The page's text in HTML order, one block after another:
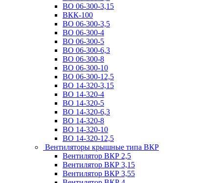
ВО 06-300-3,15
ВКК-100
ВО 06-300-3,5
ВО 06-300-4
ВО 06-300-5
ВО 06-300-6,3
ВО 06-300-8
ВО 06-300-10
ВО 06-300-12,5
ВО 14-320-3,15
ВО 14-320-4
ВО 14-320-5
ВО 14-320-6,3
ВО 14-320-8
ВО 14-320-10
ВО 14-320-12,5
Вентиляторы крышные типа ВКР
Вентилятор ВКР 2,5
Вентилятор ВКР 3,15
Вентилятор ВКР 3,55